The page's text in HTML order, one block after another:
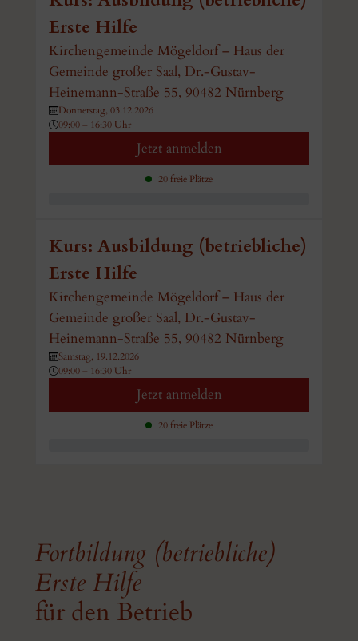
Donnerstag, 03.12.2026
09:00 – 16:30 Uhr
Erste Hilfe
Kirchengemeinde Mögeldorf – Haus der
Gemeinde großer Saal, Dr.-Gustav-
Heinemann-Straße 55, 90482 Nürnberg
Jetzt anmelden
20 freie Plätze
Samstag, 19.12.2026
09:00 – 16:30 Uhr
Kurs: Ausbildung (betriebliche)
Erste Hilfe
Kirchengemeinde Mögeldorf – Haus der
Gemeinde großer Saal, Dr.-Gustav-
Heinemann-Straße 55, 90482 Nürnberg
Jetzt anmelden
20 freie Plätze
Fortbildung (betriebliche)
Erste Hilfe
für den Betrieb